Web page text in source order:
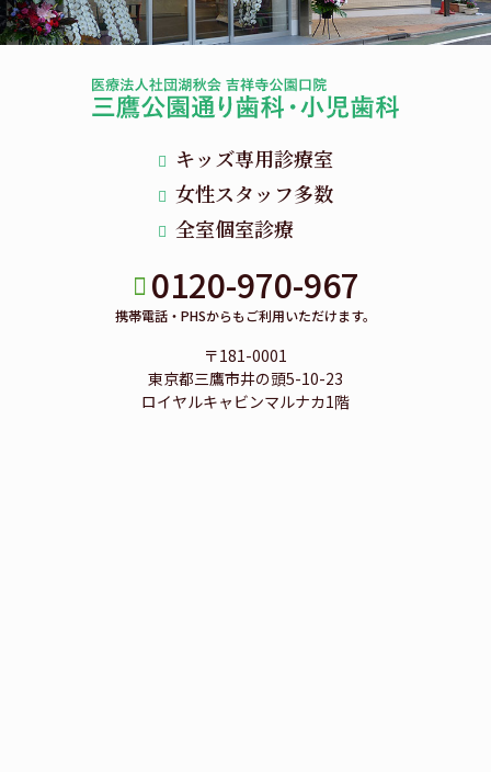
キッズ専用診療室
女性スタッフ多数
全室個室診療
0120-970-967
携帯電話・PHSからもご利用いただけます。
〒181-0001
東京都三鷹市井の頭5-10-23
ロイヤルキャビンマルナカ1階